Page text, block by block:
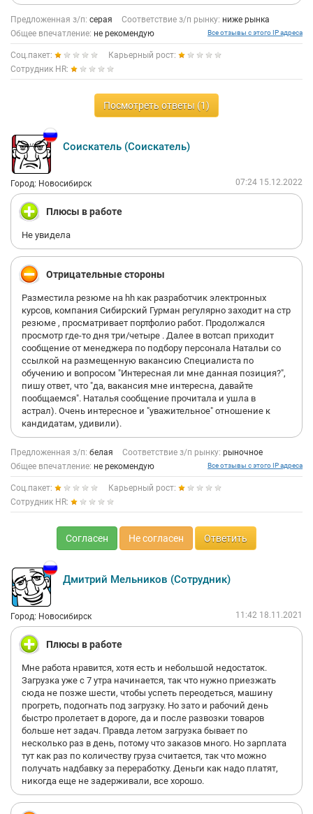
один и тот же вопрос."Почему я работала удаленно и не хотела
развиваться.
Я ей пыталась объяснить, что работа предполагала
полностью удаленную занятость. Она мне все равно как
баран,"вы не хотели развиваться".
На что эта дама пыталась намекнуть, я так и не поняла.
Советую руководителю по подбору провести обучение со
своими сотрудниками!!!!
Сидит клуша в полосатой кофте и мнит из себя "гуру
рекрутинга и подбора" задавая одни и те же глупые вопросы!!
При этом сама мне ничего не рассказала не о условиях
работы, не о доходе.
Никому не рекомендую приходить к ним на собеседование на
вакансию Ресечер/Помощник менеджера по персонала.
Предложенная з/п: серая Соответствие з/п рынку: ниже рынка
Общее впечатление: не рекомендую Все отзывы с этого IP адреса
Соц.пакет:
Карьерный рост:
Сотрудник HR:
Посмотреть ответы (1)
Соискатель (Соискатель)
Город: Новосибирск 07:24 15.12.2022
Плюсы в работе
Не увидела
Отрицательные стороны
Разместила резюме на hh как разработчик электронных
курсов, компания Сибирский Гурман регулярно заходит на стр
резюме , просматривает портфолио работ. Продолжался
просмотр где-то дня три/четыре . Далее в вотсап приходит
сообщение от менеджера по подбору персонала Натальи со
ссылкой на размещенную вакансию Специалиста по
обучению и вопросом "Интересная ли мне данная позиция?",
пишу ответ, что "да, вакансия мне интересна, давайте
пообщаемся". Наталья сообщение прочитала и ушла в
астрал). Очень интересное и "уважительное" отношение к
кандидатам, удивили).
Предложенная з/п: белая Соответствие з/п рынку: рыночное
Общее впечатление: не рекомендую Все отзывы с этого IP адреса
Соц.пакет:
Карьерный рост:
Сотрудник HR:
Согласен Не согласен Ответить
Дмитрий Мельников (Сотрудник)
Город: Новосибирск 11:42 18.11.2021
Плюсы в работе
Мне работа нравится, хотя есть и небольшой недостаток.
Загрузка уже с 7 утра начинается, так что нужно приезжать
сюда не позже шести, чтобы успеть переодеться, машину
прогреть, подогнать под загрузку. Но зато и рабочий день
быстро пролетает в дороге, да и после развозки товаров
больше нет задач. Правда летом загрузка бывает по
несколько раз в день, потому что заказов много. Но зарплата
тут как раз по количеству груза считается, так что можно
получать надбавку за переработку. Деньги как надо платят,
никогда еще не задерживали, все хорошо.